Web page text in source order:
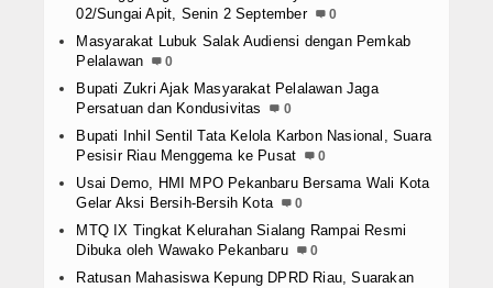
02/Sungai Apit, Senin 2 September
0
Masyarakat Lubuk Salak Audiensi dengan Pemkab
Pelalawan
0
Bupati Zukri Ajak Masyarakat Pelalawan Jaga
Persatuan dan Kondusivitas
0
Bupati Inhil Sentil Tata Kelola Karbon Nasional, Suara
Pesisir Riau Menggema ke Pusat
0
Usai Demo, HMI MPO Pekanbaru Bersama Wali Kota
Gelar Aksi Bersih-Bersih Kota
0
MTQ IX Tingkat Kelurahan Sialang Rampai Resmi
Dibuka oleh Wawako Pekanbaru
0
Ratusan Mahasiswa Kepung DPRD Riau, Suarakan